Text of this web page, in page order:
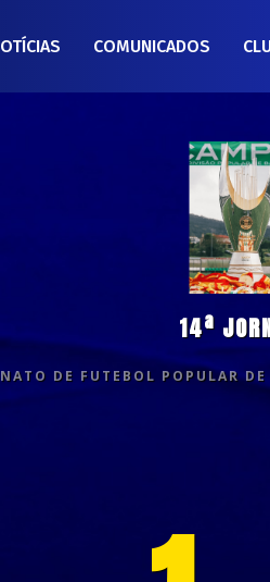
COMUNICADOS
14ª
DE FUTEBOL POPULAR